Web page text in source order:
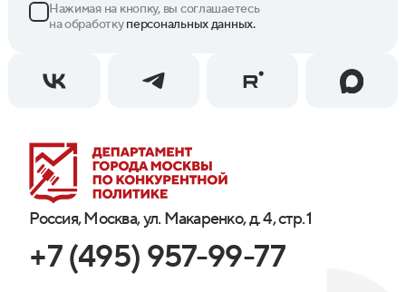
Россия, Москва, ул. Макаренко, д. 4, стр. 1
+7 (495) 957-99-77
Нажимая на кнопку, вы соглашаетесь
на обработкуперсональных данных.